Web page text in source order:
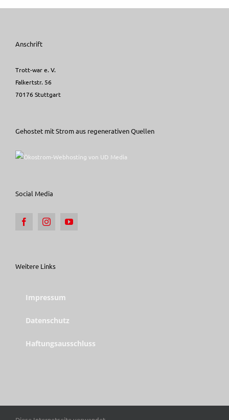
Anschrift
Trott-war e. V.
Falkertstr. 56
70176 Stuttgart
Gehostet mit Strom aus regenerativen Quellen
Social Media
Weitere Links
Impressum
Datenschutz
Haftungsausschluss